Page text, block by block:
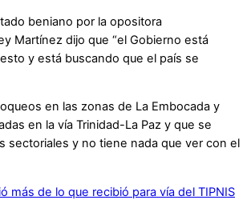
beniano por la opositora
Martínez dijo que “el Gobierno está
y está buscando que el país se
en las zonas de La Embocada y
en la vía Trinidad-La Paz y que se
sectoriales y no tiene nada que ver con el
más de lo que recibió para vía del TIPNIS